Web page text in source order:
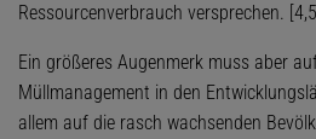
Ressourcenverbrauch versprechen.
Ein größeres Augenmerk muss aber
Müllmanagement in den
allem auf die rasch wachsenden